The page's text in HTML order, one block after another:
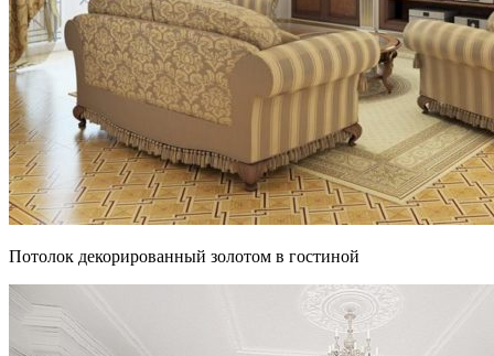
Потолок декорированный золотом в гостиной